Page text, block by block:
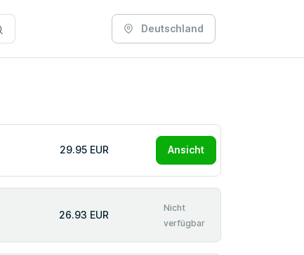
Deutschland
29.95 EUR Ansicht
26.93 EUR
Nicht
verfügbar